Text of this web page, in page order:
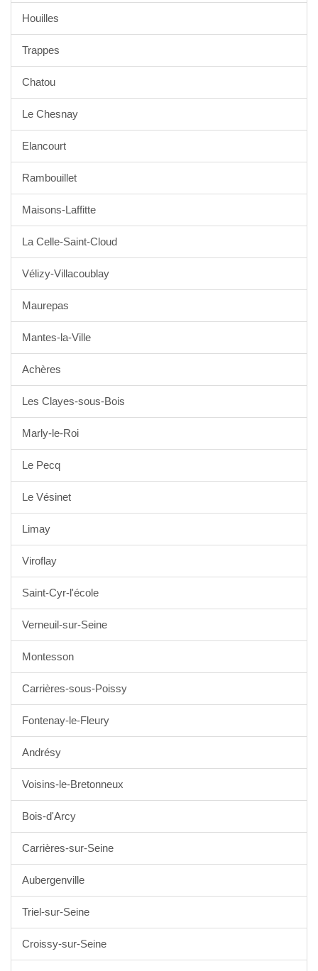
Houilles
Trappes
Chatou
Le Chesnay
Elancourt
Rambouillet
Maisons-Laffitte
La Celle-Saint-Cloud
Vélizy-Villacoublay
Maurepas
Mantes-la-Ville
Achères
Les Clayes-sous-Bois
Marly-le-Roi
Le Pecq
Le Vésinet
Limay
Viroflay
Saint-Cyr-l'école
Verneuil-sur-Seine
Montesson
Carrières-sous-Poissy
Fontenay-le-Fleury
Andrésy
Voisins-le-Bretonneux
Bois-d'Arcy
Carrières-sur-Seine
Aubergenville
Triel-sur-Seine
Croissy-sur-Seine